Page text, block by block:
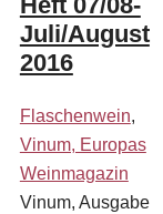
Juli/August
2016
Flaschenwein,
Vinum, Europas
Weinmagazin
Vinum, Ausgabe